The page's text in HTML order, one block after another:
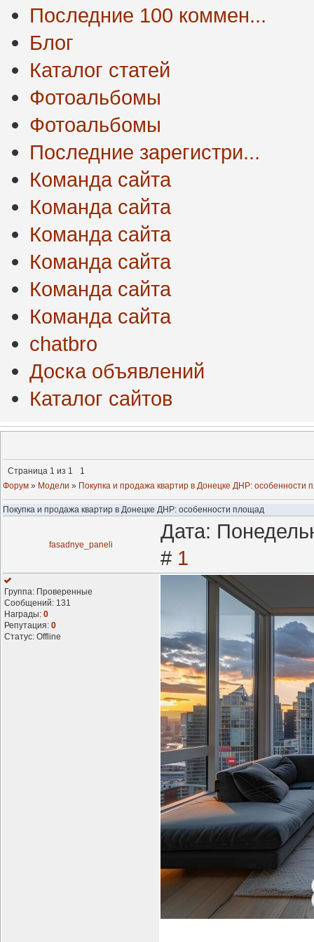
Последние 100 коммен...
Блог
Каталог статей
Фотоальбомы
Фотоальбомы
Последние зарегистри...
Команда сайта
Команда сайта
Команда сайта
Команда сайта
Команда сайта
Команда сайта
chatbro
Доска объявлений
Каталог сайтов
Страница 1 из 1
1
Форум » Модели » Покупка и продажа квартир в Донецке ДНР: особенности
Покупка и продажа квартир в Донецке ДНР: особенности площад
fasadnye_paneli
Дата:
# 1
Группа: Проверенные
Сообщений: 131
Награды: 0
Репутация: 0
Статус: Offline